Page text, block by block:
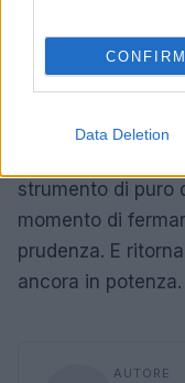
CONFIRM
Data Deletion
soltanto il frutto
E che tra la
platonico capace
strumento di puro
momento di
prudenza. E
ancora in potenza.
AUTORE